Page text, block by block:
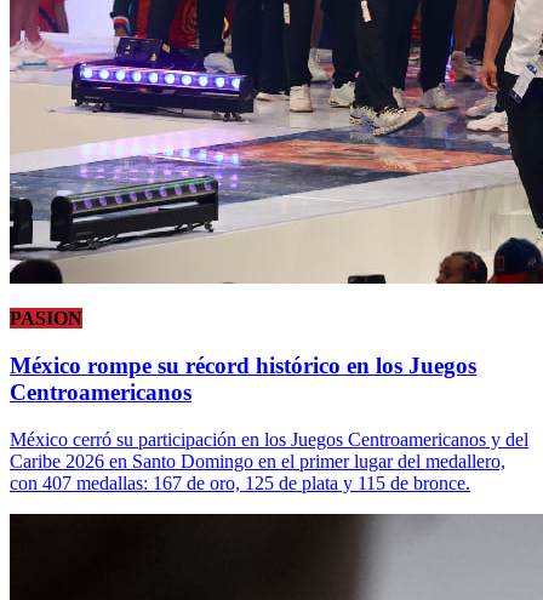
PASION
México rompe su récord histórico en los Juegos
Centroamericanos
México cerró su participación en los Juegos Centroamericanos y del
Caribe 2026 en Santo Domingo en el primer lugar del medallero,
con 407 medallas: 167 de oro, 125 de plata y 115 de bronce.